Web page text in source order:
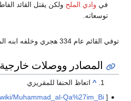
في وادي الملح ولكن يقتل القائد
توسعاته.
توفي القائم عام 334 هجري وخلفه ابنه المنصور إسماعيل.
المصادر ووصلات خارجية
^ اتعاظ الحنفا للمقريزي
[
Muhammad_al-Qa%27im_Bi